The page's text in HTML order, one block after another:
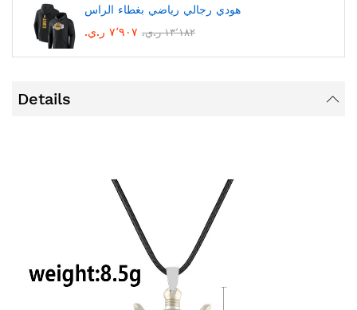
هودي رجالي رياضي بغطاء الراس
٧٬٩٠٧ ر.ي.‏
١٣٬١٨٢ ر.ي.‏
Details